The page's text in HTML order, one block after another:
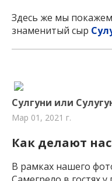
Здесь же мы
знаменитый сыр
Сулгуни или
Мар 01, 2021 г.
Как делают
В рамках нашего